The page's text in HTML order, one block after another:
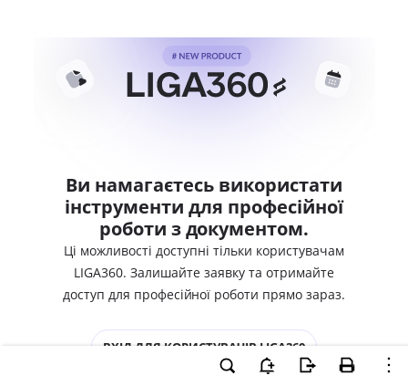
Ви намагаєтесь використати
інструменти для професійної
роботи з документом.
Ці можливості доступні тільки користувачам
LIGA360. Залишайте заявку та отримайте
доступ для професійної роботи прямо зараз.
ВХІД ДЛЯ КОРИСТУВАЧІВ LIGA360
ХОЧУ СПРОБУВАТИ LIGA360 - ОТРИМАТИ